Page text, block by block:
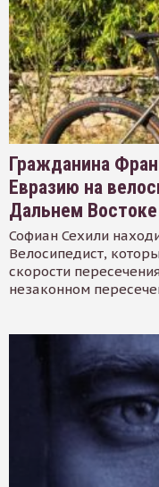
Гражданина
Евразию на
Дальнем Востоке
Софиан Сехили
Велосипедист,
скорости
незаконном